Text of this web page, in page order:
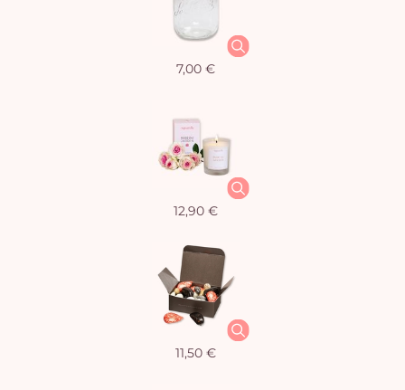
7,00 €
12,90 €
11,50 €